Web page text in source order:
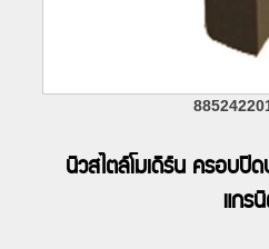
นิวสไตล์โมเดิร์น ครอบปิด
แกร